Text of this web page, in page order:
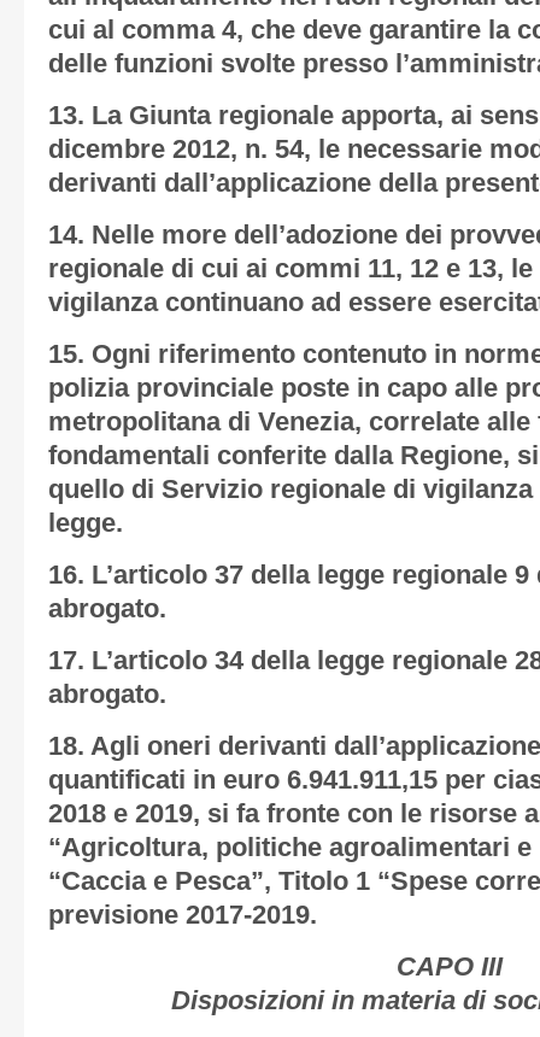
cui al comma 4, che deve garantire la
delle funzioni svolte presso
13. La Giunta regionale apporta, ai
dicembre 2012, n. 54, le necessarie
derivanti dall’applicazione della
14. Nelle more dell’adozione dei
regionale di cui ai commi 11, 12 e 13,
vigilanza continuano ad essere
15. Ogni riferimento contenuto in
polizia provinciale poste in capo alle
metropolitana di Venezia, correlate
fondamentali conferite dalla Regione,
quello di Servizio regionale di
legge.
16. L’articolo 37 della legge regionale
abrogato.
17. L’articolo 34 della legge regionale
abrogato.
18. Agli oneri derivanti
quantificati in euro 6.941.911,15 per
2018 e 2019, si fa fronte con le risorse
“Agricoltura, politiche agroalimentari e
“Caccia e Pesca”, Titolo 1 “Spese
previsione 2017-2019.
CAPO III
Disposizioni in materia di